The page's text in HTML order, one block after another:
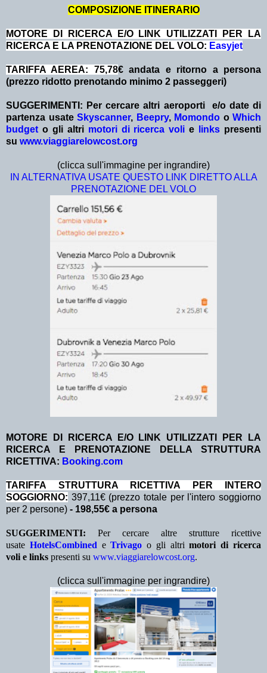
COMPOSIZIONE ITINERARIO
MOTORE DI RICERCA E/O LINK UTILIZZATI PER LA
RICERCA E LA PRENOTAZIONE DEL VOLO: Easyjet
TARIFFA AEREA: 75,78€ andata e ritorno a persona
(prezzo ridotto prenotando minimo 2 passeggeri)
SUGGERIMENTI: Per cercare altri aeroporti e/o date di
partenza usate Skyscanner, Beepry, Momondo o Which
budget o gli altri motori di ricerca voli e links presenti
su www.viaggiarelowcost.org
(clicca sull'immagine per ingrandire)
IN ALTERNATIVA USATE QUESTO LINK DIRETTO ALLA
PRENOTAZIONE DEL VOLO
MOTORE DI RICERCA E/O LINK UTILIZZATI PER LA
RICERCA E PRENOTAZIONE DELLA STRUTTURA
RICETTIVA: Booking.com
TA RIFFA STRUTTURA RICETTIVA PER INTERO
SOGGIORNO: 397,11€ (prezzo totale per l'intero soggiorno
per 2 persone) - 198,55€ a persona
SUGGERIMENTI: Per cercare altre strutture ricettive
usate HotelsCombined eTrivago o gli altrimotori di ricerca
voli e links presenti su www.viaggiarelowcost.org.
(clicca sull'immagine per ingrandire)